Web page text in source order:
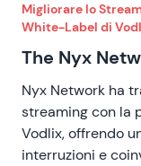
Migliorare lo
White-Label di
The Nyx
Nyx Network ha
streaming con la
Vodlix, offrendo
interruzioni e